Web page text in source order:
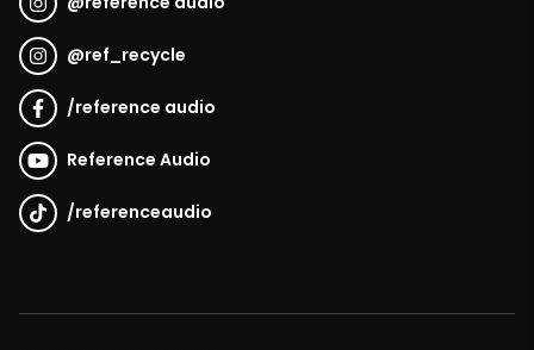
@ref_recycle
/reference audio
Reference Audio
/referenceaudio